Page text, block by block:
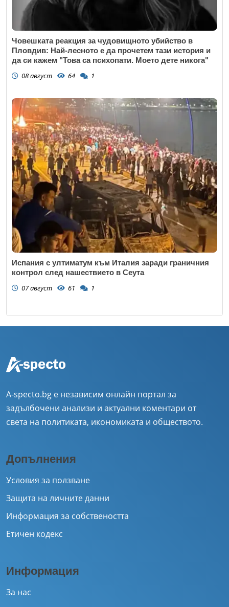
Човешката реакция за чудовищното убийство в
Пловдив: Най-лесното е да прочетем тази история и
да си кажем "Това са психопати. Моето дете никога"
08 август 64 1
Испания с ултиматум към Италия заради граничния
контрол след нашествието в Сеута
07 август 61 1
A-specto.bg е независим онлайн портал за
задълбочени анализи и актуални коментари от
света на политиката, икономиката и обществото.
Допълнения
Условия за ползване
Защита на личните данни
Информация за собствеността
Етичен кодекс
Информация
За нас